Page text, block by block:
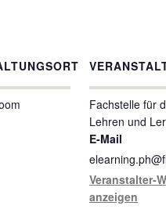
Fachstelle für
Lehren und
E-Mail
Veranstalter-
anzeigen